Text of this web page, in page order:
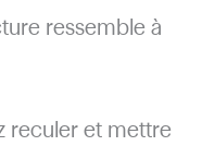
ressemble à
reculer et mettre